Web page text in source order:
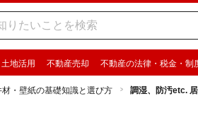
土地活用 不動産売却 不動産の法律・税金・制
材・壁紙の基礎知識と選び方 調湿、防汚etc.